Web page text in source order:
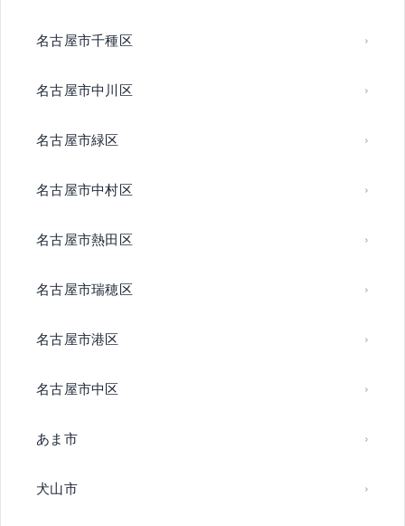
名古屋市千種区
名古屋市中川区
名古屋市緑区
名古屋市中村区
名古屋市熱田区
名古屋市瑞穂区
名古屋市港区
名古屋市中区
あま市
犬山市